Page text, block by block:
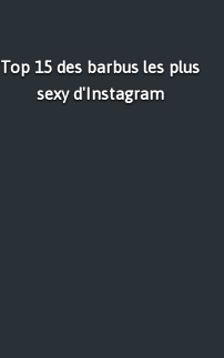
Top 15 des barbus les plus
sexy d'Instagram